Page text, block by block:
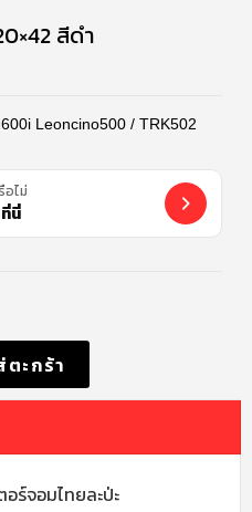
สีดำ
Leoncino500 / TRK502
ไม่
นี่
ตะกร้า
ร์จอมไทยละป่ะ